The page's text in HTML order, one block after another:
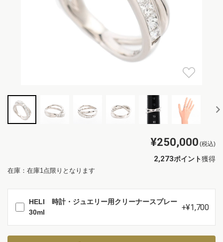
¥250,000 (税込)
2,273ポイント獲得
在庫：在庫1点限りとなります
HELI 時計・ジュエリー用クリーナースプレー
30ml
+¥1,700